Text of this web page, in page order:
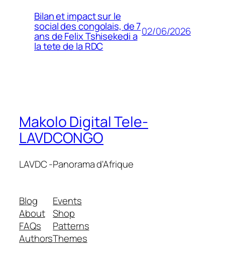
Bilan et impact sur le
social des congolais, de 7
ans de Felix Tshisekedi a
la tete de la RDC
02/06/2026
Makolo Digital Tele-
LAVDCONGO
LAVDC -Panorama d'Afrique
Blog
About
FAQs
Authors
Events
Shop
Patterns
Themes